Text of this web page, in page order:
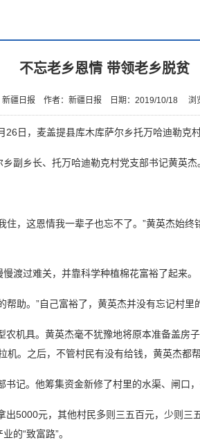
不忘老乡恩情 带领老乡脱贫
疆日报 作者：新疆日报 日期：2019/10/18 浏
日，麦盖提县库木库萨尔乡托万哈迪勒克村
副乡长、托万哈迪勒克村党支部书记黄英杰
住，这恩情我一辈子也忘不了。”黄英杰始
渡过难关，并靠科学种植棉花富裕了起来。
助。”自己富裕了，黄英杰并没有忘记村里
农机具。黄英杰毫不犹豫地将原本准备盖房
。之后，不管村民有没有给钱，黄英杰都帮
记。他筹集资金新修了村里的水渠、闸口
出5000元，其他村民多则三五百元，少则三
的“致富路”。